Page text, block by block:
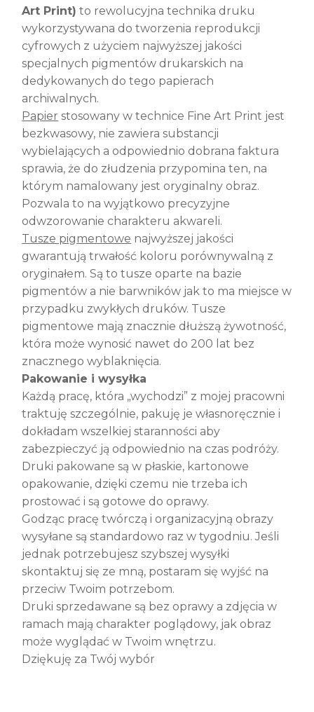
Art Print) to rewolucyjna technika druku
wykorzystywana do tworzenia reprodukcji
cyfrowych z użyciem najwyższej jakości
specjalnych pigmentów drukarskich na
dedykowanych do tego papierach
archiwalnych.
Papier stosowany w technice Fine Art Print jest
bezkwasowy, nie zawiera substancji
wybielających a odpowiednio dobrana faktura
sprawia, że do złudzenia przypomina ten, na
którym namalowany jest oryginalny obraz.
Pozwala to na wyjątkowo precyzyjne
odwzorowanie charakteru akwareli.
Tusze pigmentowe najwyższej jakości
gwarantują trwałość koloru porównywalną z
oryginałem. Są to tusze oparte na bazie
pigmentów a nie barwników jak to ma miejsce w
przypadku zwykłych druków. Tusze
pigmentowe mają znacznie dłuższą żywotność,
która może wynosić nawet do 200 lat bez
znacznego wyblaknięcia.
Pakowanie i wysyłka
Każdą pracę, która „wychodzi” z mojej pracowni
traktuję szczególnie, pakuję je własnoręcznie i
dokładam wszelkiej staranności aby
zabezpieczyć ją odpowiednio na czas podróży.
Druki pakowane są w płaskie, kartonowe
opakowanie, dzięki czemu nie trzeba ich
prostować i są gotowe do oprawy.
Godząc pracę twórczą i organizacyjną obrazy
wysyłane są standardowo raz w tygodniu. Jeśli
jednak potrzebujesz szybszej wysyłki
skontaktuj się ze mną, postaram się wyjść na
przeciw Twoim potrzebom.
Druki sprzedawane są bez oprawy a zdjęcia w
ramach mają charakter poglądowy, jak obraz
może wyglądać w Twoim wnętrzu.
Dziękuję za Twój wybór